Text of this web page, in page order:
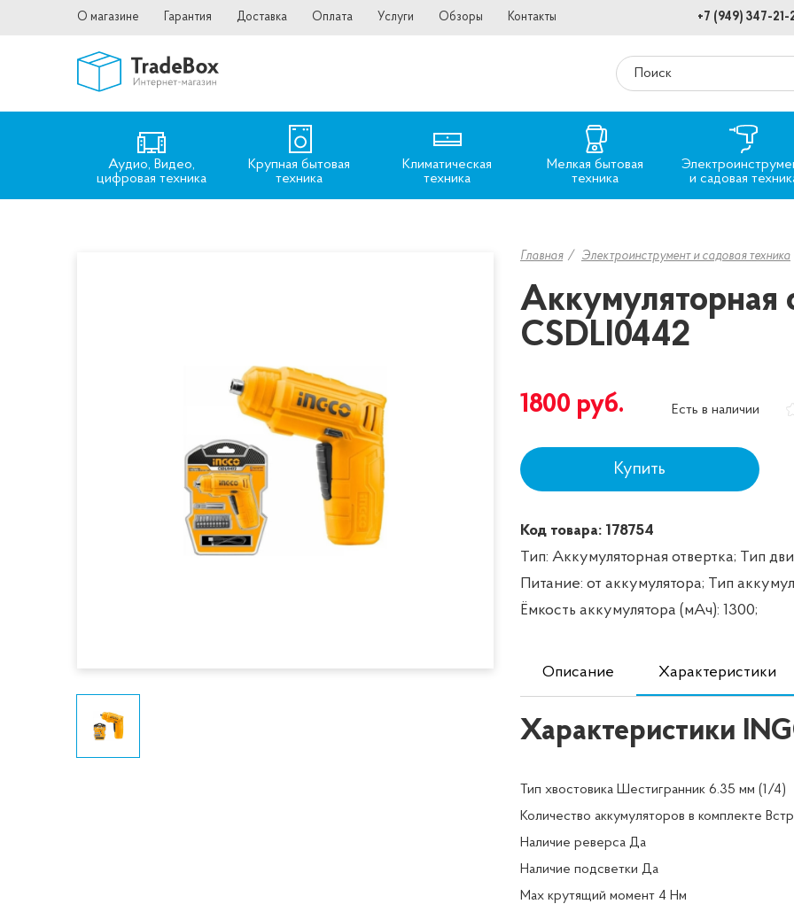
О магазине Гарантия Доставка Оплата Услуги Обзоры Контакты +7 (949) 347-21-
Аудио, Видео,
цифровая техника
Крупная бытовая
техника
Климатическая
техника
Мелкая бытовая
техника
и садовая
Главная Электроинструмент и садовая техника
Аккумуляторная
CSDLI0442
1800 руб. Есть в наличии
Купить
Код товара: 178754
Тип: Аккумуляторная отвертка; Тип
Питание: от аккумулятора; Тип
Ёмкость аккумулятора (мАч): 1300;
Описание Характеристики
Характеристики
Тип хвостовика Шестигранник 6.35 мм (1/4)
Количество аккумуляторов в комплекте
Наличие реверса Да
Наличие подсветки Да
Max крутящий момент 4 Нм